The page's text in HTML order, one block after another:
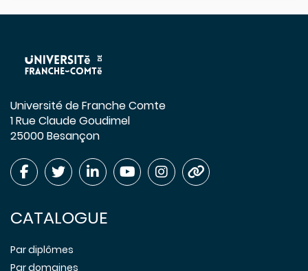
Université de Franche Comte
1 Rue Claude Goudimel
25000 Besançon
CATALOGUE
Par diplômes
Par domaines